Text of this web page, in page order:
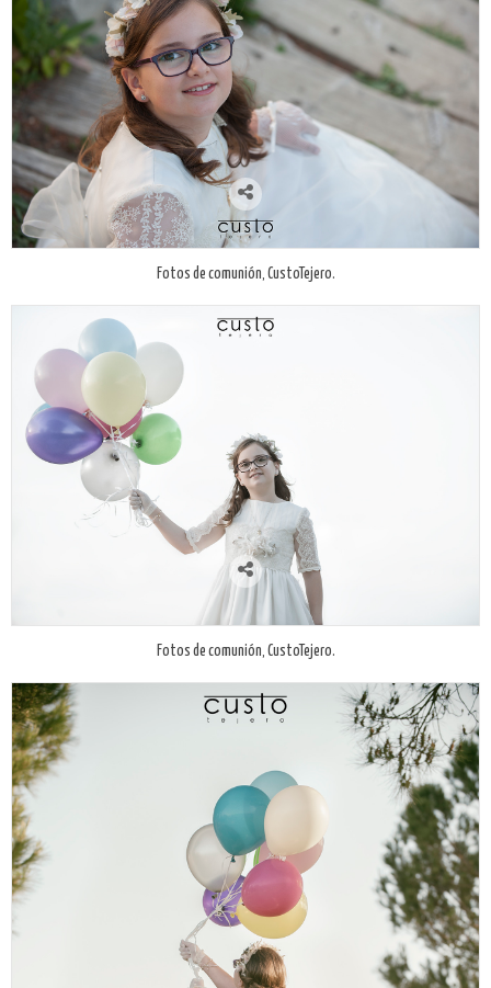
Fotos de comunión, CustoTejero.
Fotos de comunión, CustoTejero.